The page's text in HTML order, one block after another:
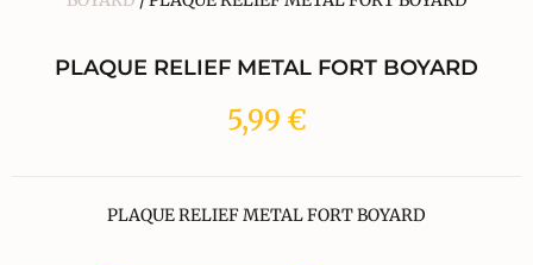
PLAQUE RELIEF METAL FORT BOYARD
5,99 €
PLAQUE RELIEF METAL FORT BOYARD